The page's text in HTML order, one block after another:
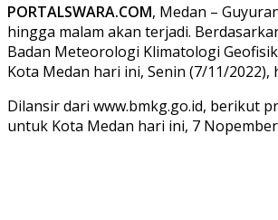
PORTALSWARA.COM, Medan –
hingga malam akan terjadi.
Badan Meteorologi Klimatologi
Kota Medan hari ini, Senin (7/11/2022),
Dilansir dari www.bmkg.go.id, berikut
untuk Kota Medan hari ini, 7 Nopember